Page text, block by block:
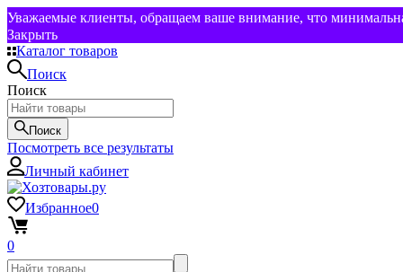
Уважаемые клиенты, обращаем ваше внимание, что
Закрыть
Каталог товаров
Поиск
Поиск
Поиск
Посмотреть все результаты
Личный кабинет
Избранное0
0